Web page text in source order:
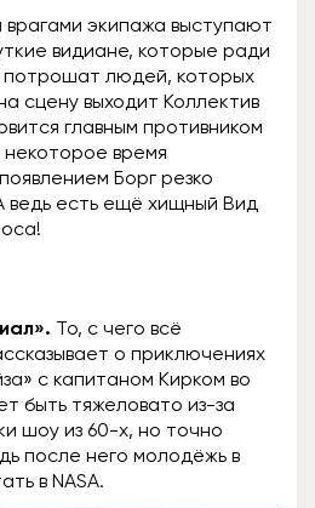
экипажа выступают
видиане, которые ради
потрошат людей, которых
сцену выходит Коллектив
главным противником
время
Борг резко
есть ещё хищный Вид
То, с чего всё
о приключениях
с капитаном Кирком во
быть тяжеловато из-за
шоу из 60-х, но точно
после него молодёжь в
в NASA.